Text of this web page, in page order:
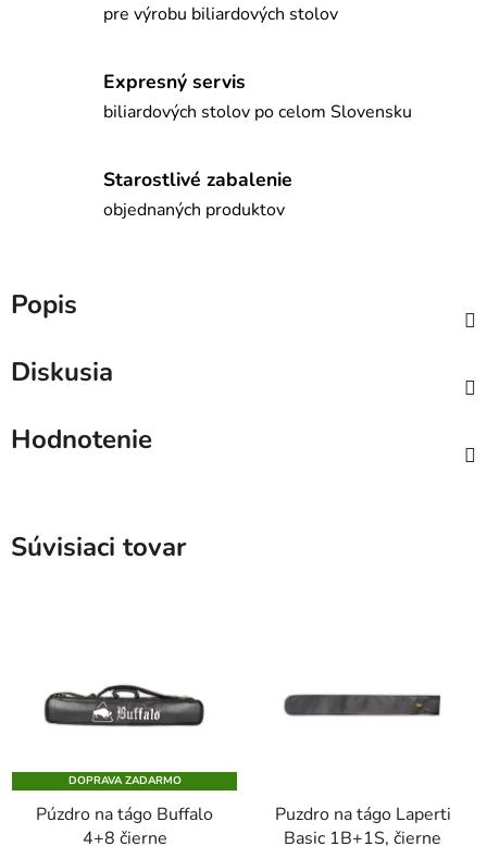
pre výrobu biliardových stolov
Expresný servis
biliardových stolov po celom Slovensku
Starostlivé zabalenie
objednaných produktov
Popis
Diskusia
Hodnotenie
Súvisiaci tovar
DOPRAVA ZADARMO
Púzdro na tágo Buffalo
4+8 čierne
Puzdro na tágo Laperti
Basic 1B+1S, čierne